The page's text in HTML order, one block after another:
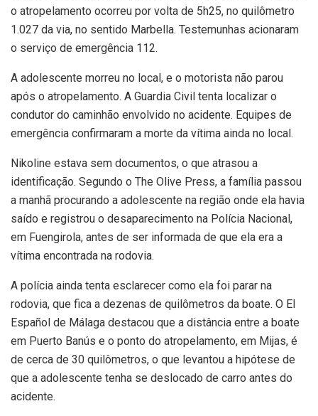
o atropelamento ocorreu por volta de 5h25, no quilômetro
1.027 da via, no sentido Marbella. Testemunhas acionaram
o serviço de emergência 112.
A adolescente morreu no local, e o motorista não parou
após o atropelamento. A Guardia Civil tenta localizar o
condutor do caminhão envolvido no acidente. Equipes de
emergência confirmaram a morte da vítima ainda no local.
Nikoline estava sem documentos, o que atrasou a
identificação. Segundo o The Olive Press, a família passou
a manhã procurando a adolescente na região onde ela havia
saído e registrou o desaparecimento na Polícia Nacional,
em Fuengirola, antes de ser informada de que ela era a
vítima encontrada na rodovia.
A polícia ainda tenta esclarecer como ela foi parar na
rodovia, que fica a dezenas de quilômetros da boate. O El
Español de Málaga destacou que a distância entre a boate
em Puerto Banús e o ponto do atropelamento, em Mijas, é
de cerca de 30 quilômetros, o que levantou a hipótese de
que a adolescente tenha se deslocado de carro antes do
acidente.